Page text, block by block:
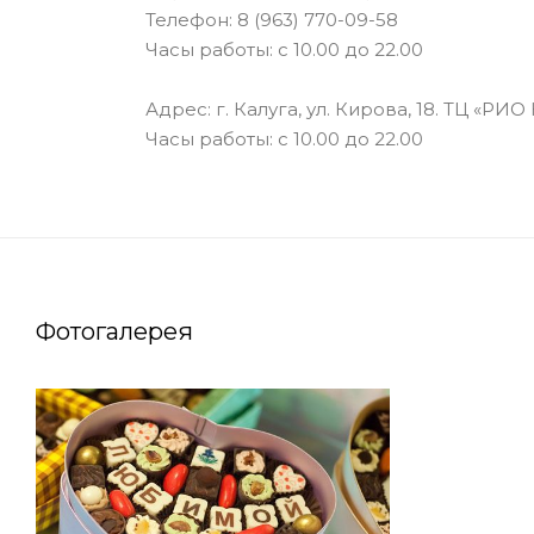
Телефон: 8 (963) 770-09-58
Часы работы: с 10.00 до 22.00
Адрес: г. Калуга, ул. Кирова, 18. ТЦ «РИО
Часы работы: с 10.00 до 22.00
Фотогалерея